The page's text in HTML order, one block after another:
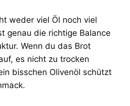
weder viel Öl noch viel
genau die richtige Balance
Wenn du das Brot
es nicht zu trocken
bisschen Olivenöl schützt